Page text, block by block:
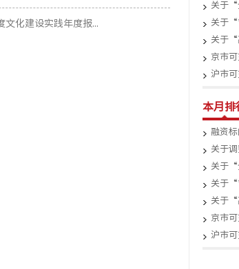
文化建设实践年度报...
关于“
关于
关于“
京市
沪市可
本月排
融资
关于
关于“
关于
关于“
京市
沪市可